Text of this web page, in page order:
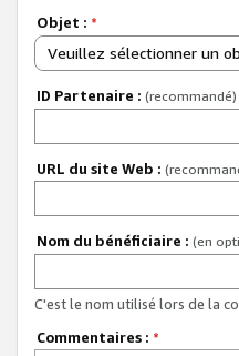
Objet : *
Veuillez sélectionner un
ID Partenaire : (recommandé)
URL du site Web :
Nom du bénéficiaire : (en
C'est le nom utilisé lors de la
Commentaires : *